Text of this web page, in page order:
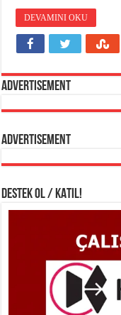
DEVAMINI OKU
Advertisement
Advertisement
DESTEK OL / KATIL!